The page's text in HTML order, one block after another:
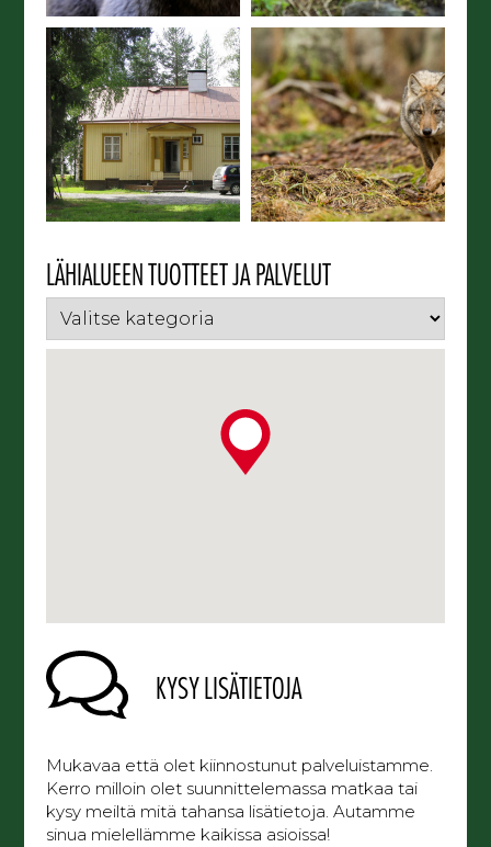
LÄHIALUEEN TUOTTEET JA PALVELUT
KYSY LISÄTIETOJA
Mukavaa että olet kiinnostunut palveluistamme.
Kerro milloin olet suunnittelemassa matkaa tai
kysy meiltä mitä tahansa lisätietoja. Autamme
sinua mielellämme kaikissa asioissa!